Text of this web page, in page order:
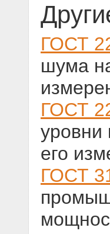
ГОСТ
шума
ГОСТ
уровни
его
ГОСТ